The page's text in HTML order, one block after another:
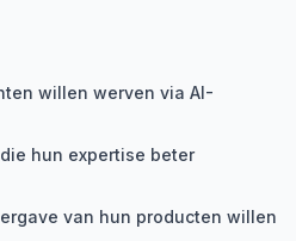
willen werven via AI-
hun expertise beter
van hun producten willen